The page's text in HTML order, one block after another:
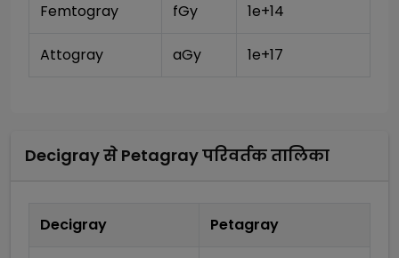
Femtogray fGy 1e+14
Attogray aGy 1e+17
Decigrayसे Petagrayपरिवर्तक तालिका
Decigray Petagray